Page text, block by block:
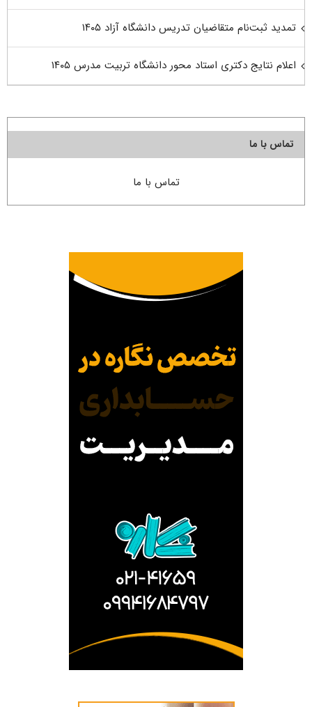
تمدید ثبت‌نام متقاضیان تدریس دانشگاه آزاد ۱۴۰۵
اعلام نتایج دکتری استاد محور دانشگاه تربیت مدرس ۱۴۰۵
تماس با ما
تماس با ما